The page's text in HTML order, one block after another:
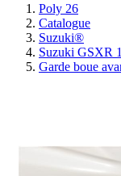
Poly 26
Catalogue
Suzuki®
Suzuki GSXR
Garde boue